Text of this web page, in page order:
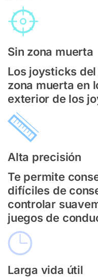
Sin zona muerta
Los joysticks del
zona muerta en
exterior de los
Alta precisión
Te permite
difíciles de
controlar
juegos de
Larga vida útil